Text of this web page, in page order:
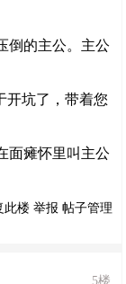
倒的主公。主公
开坑了，带着您
面瘫怀里叫主公
此楼 举报 帖子管理
5楼